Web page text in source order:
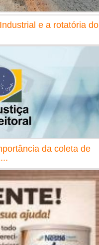
e a rotatória do
da coleta de